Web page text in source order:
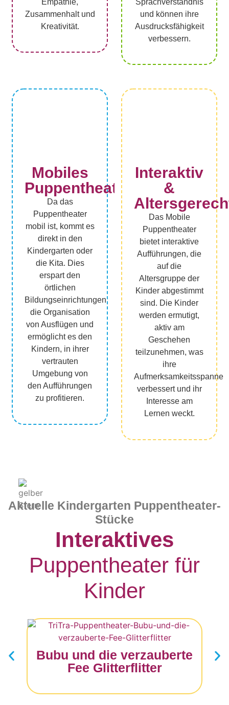
Zusammenhalt und
Kreativität.
und können ihre
Ausdrucksfähigkeit
verbessern.
Mobiles
Puppentheater
Da das
Puppentheater
mobil ist, kommt es
direkt in den
Kindergarten oder
die Kita. Dies
erspart den
örtlichen
Bildungseinrichtungen
die Organisation
von Ausflügen und
ermöglicht es den
Kindern, in ihrer
vertrauten
Umgebung von
den Aufführungen
zu profitieren.
Interaktiv
&
Das Mobile
Puppentheater
bietet interaktive
Aufführungen, die
auf die
Altersgruppe der
Kinder abgestimmt
sind. Die Kinder
werden ermutigt,
aktiv am
Geschehen
teilzunehmen, was
ihre
Aufmerksamkeitsspanne
verbessert und ihr
Interesse am
Lernen weckt.
Aktuelle Kindergarten Puppentheater-
Stücke
Interaktives
Puppentheater für
Kinder
Bubu und die verzauberte
Fee Glitterflitter